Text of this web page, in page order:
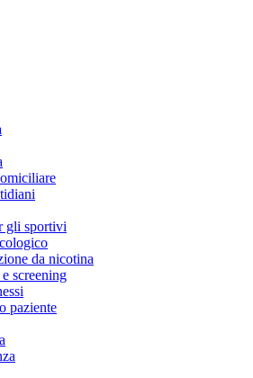
gli sportivi
da nicotina
screening
paziente